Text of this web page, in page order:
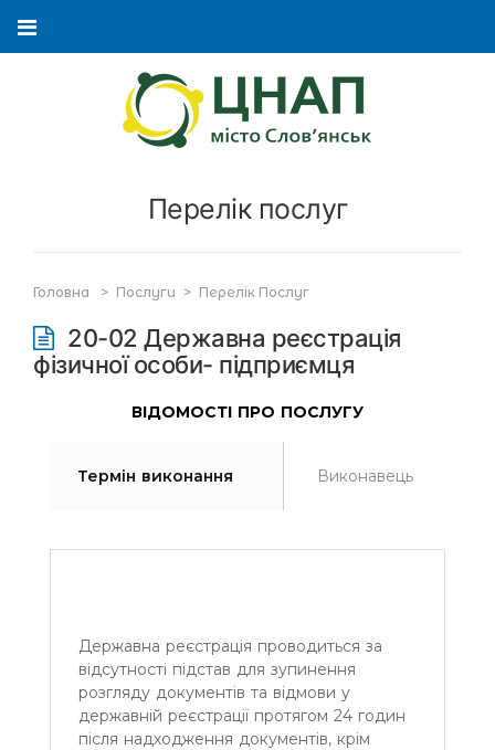
Перелік послуг
Головна > Послуги > Перелік Послуг
20-02 Державна реєстрація
фізичної особи- підприємця
ВІДОМОСТІ ПРО ПОСЛУГУ
Термін виконання Виконавець
Державна реєстрація проводиться за
відсутності підстав для зупинення
розгляду документів та відмови у
державній реєстрації протягом 24 годин
після надходження документів, крім